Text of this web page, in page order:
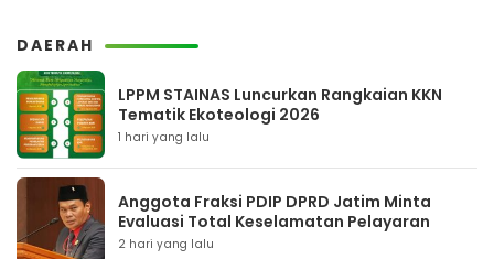
DAERAH
LPPM STAINAS Luncurkan Rangkaian KKN
Tematik Ekoteologi 2026
1 hari yang lalu
Anggota Fraksi PDIP DPRD Jatim Minta
Evaluasi Total Keselamatan Pelayaran
2 hari yang lalu